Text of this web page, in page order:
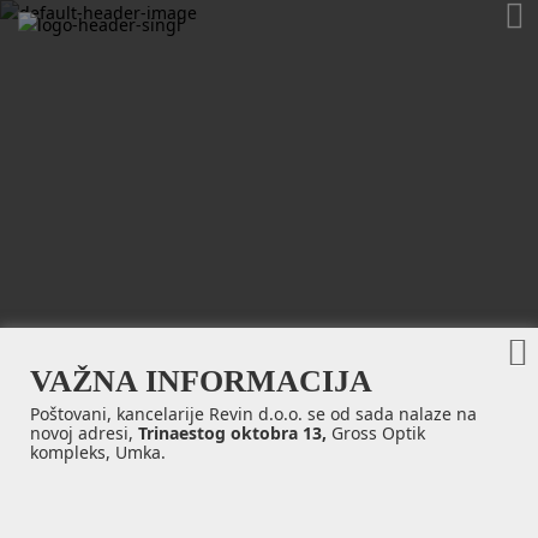
Delta TBE
VAŽNA INFORMACIJA
Poštovani, kancelarije Revin d.o.o. se od sada nalaze na
novoj adresi, Trinaestog oktobra 13, Gross Optik
kompleks, Umka.